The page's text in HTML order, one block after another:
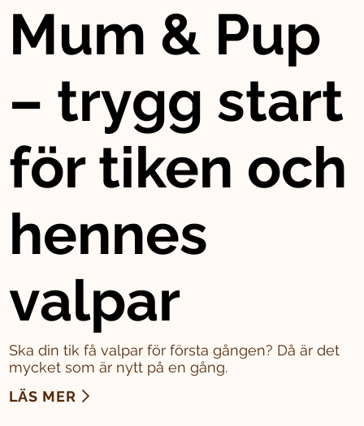
Mum & Pup
– trygg start
för tiken och
hennes
valpar
Ska din tik få valpar för första gången? Då är det
mycket som är nytt på en gång.
LÄS MER